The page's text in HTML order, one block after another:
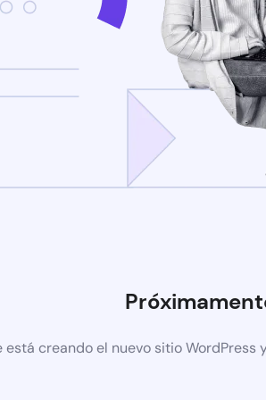
está creando el nuevo sitio WordPress